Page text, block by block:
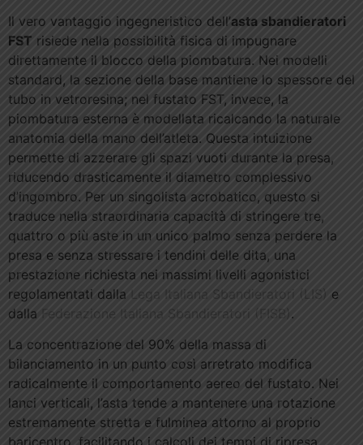
Il vero vantaggio ingegneristico dell’asta sbandieratori
FST risiede nella possibilità fisica di impugnare
direttamente il blocco della piombatura. Nei modelli
standard, la sezione della base mantiene lo spessore del
tubo in vetroresina; nel fustato FST, invece, la
piombatura esterna è modellata ricalcando la naturale
anatomia della mano dell’atleta. Questa intuizione
permette di azzerare gli spazi vuoti durante la presa,
riducendo drasticamente il diametro complessivo
d’ingombro. Per un singolista acrobatico, questo si
traduce nella straordinaria capacità di stringere tre,
quattro o più aste in un unico palmo senza perdere la
presa e senza stressare i tendini delle dita, una
prestazione richiesta nei massimi livelli agonistici
regolamentati dalla Lega Italiana Sbandieratori (LIS) e
dalla Federazione Italiana Sbandieratori (FISB) .
La concentrazione del 90% della massa di
bilanciamento in un punto così arretrato modifica
radicalmente il comportamento aereo del fustato. Nei
lanci verticali, l’asta tende a mantenere una rotazione
estremamente stretta e fulminea attorno al proprio